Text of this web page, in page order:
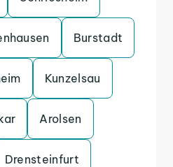
Burstadt
Kunzelsau
Arolsen
Drensteinfurt